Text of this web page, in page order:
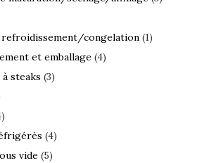
refroidissement/congelation (1)
et emballage (4)
steaks (3)
(4)
vide (5)